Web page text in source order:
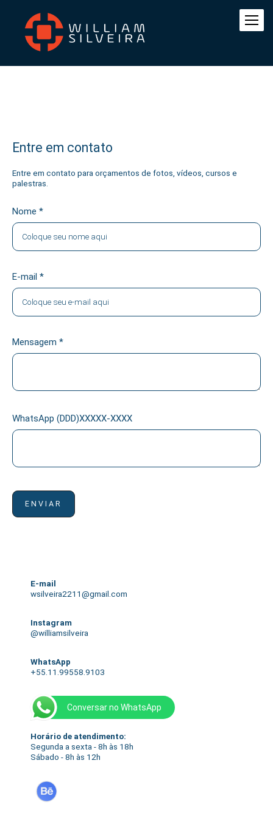
Entre em contato
Entre em contato para orçamentos de fotos, vídeos, cursos e
palestras.
Nome *
E-mail *
Mensagem *
WhatsApp (DDD)XXXXX-XXXX
ENVIAR
E-mail
wsilveira2211@gmail.com
Instagram
@williamsilveira
WhatsApp
+55.11.99558.9103
Conversar no WhatsApp
Horário de atendimento:
Segunda a sexta - 8h às 18h
Sábado - 8h às 12h